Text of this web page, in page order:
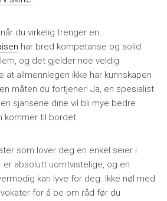
du virkelig trenger en.
har bred kompetanse og solid
og det gjelder noe veldig
at allmennlegen ikke har kunnskapen
måten du fortjener! Ja, en spesialist
sjansene dine vil bli mye bedre
kommer til bordet.
som lover deg en enkel seier i
absolutt uomtvistelige, og en
kan lyve for deg. Ikke nøl med
for å be om råd før du